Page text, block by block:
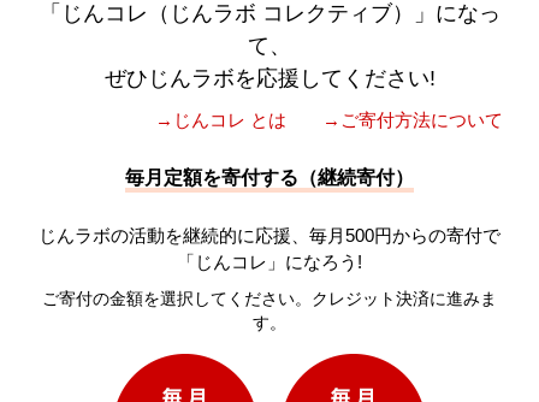
「じんコレ（じんラボ コレクティブ）」になっ
て、
ぜひじんラボを応援してください!
→じんコレ とは →ご寄付方法について
毎月定額を寄付する（継続寄付）
じんラボの活動を継続的に応援、毎月500円からの寄付で
「じんコレ」になろう!
ご寄付の金額を選択してください。クレジット決済に進みま
す。